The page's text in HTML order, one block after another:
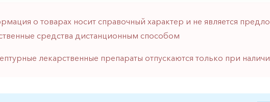
о товарах носит справочный характер и не является
средства дистанционным способом
лекарственные препараты отпускаются только при